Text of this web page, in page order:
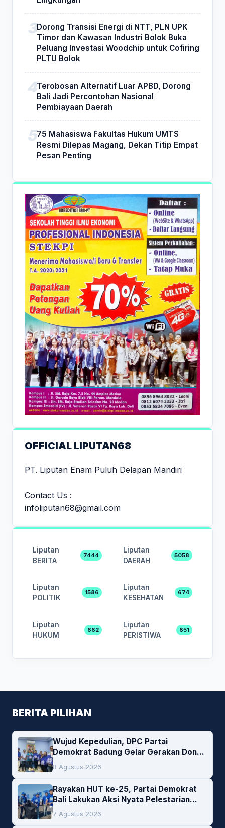
Dorong Transisi Energi di NTT, PLN UPK
Timor dan Kawasan Industri Bolok Buka
Peluang Investasi Woodchip untuk Cofiring
PLTU Bolok
Terobosan Alternatif Luar APBD, Dorong
Bali Jadi Percontohan Nasional
Pembiayaan Daerah
75 Mahasiswa Fakultas Hukum UMTS
Resmi Dilepas Magang, Dekan Titip Empat
Pesan Penting
OFFICIAL LIPUTAN68
PT. Liputan Enam Puluh Delapan Mandiri
Contact Us :
infoliputan68@gmail.com
Liputan
BERITA
7444
Liputan
DAERAH
5058
Liputan
POLITIK
1586
Liputan
KESEHATAN
674
Liputan
HUKUM
662
Liputan
PERISTIWA
651
BERITA PILIHAN
Wujud Kepedulian, DPC Partai
Demokrat Badung Gelar Gerakan Donor
Darah
8 Agustus 2026
Rayakan HUT ke-25, Partai Demokrat
Bali Lakukan Aksi Nyata Pelestarian
Lingkungan
7 Agustus 2026